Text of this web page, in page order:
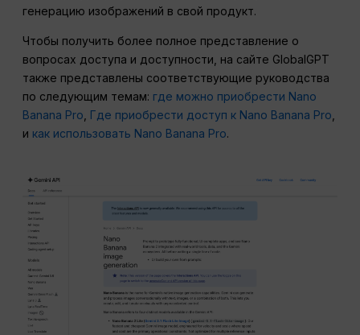
генерацию изображений в свой продукт.
Чтобы получить более полное представление о
вопросах доступа и доступности, на сайте GlobalGPT
также представлены соответствующие руководства
по следующим темам: где можно приобрести Nano
Banana Pro Где приобрести доступ к Nano Banana Pro
и как использовать Nano Banana Pro.